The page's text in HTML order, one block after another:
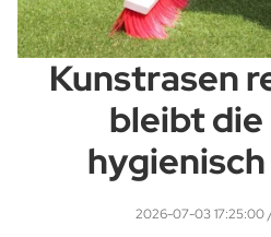
Kunstrasen
bleibt die
2026-07-03 17:25:00